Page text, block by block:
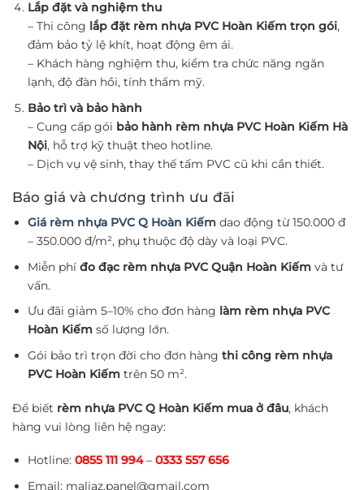
Lắp đặt và nghiệm thu
– Thi công lắp đặt rèm nhựa PVC Hoàn Kiếm trọn gói,
đảm bảo tỷ lệ khít, hoạt động êm ái.
– Khách hàng nghiệm thu, kiểm tra chức năng ngăn
lạnh, độ đàn hồi, tính thẩm mỹ.
Bảo trì và bảo hành
– Cung cấp gói bảo hành rèm nhựa PVC Hoàn Kiếm Hà
Nội, hỗ trợ kỹ thuật theo hotline.
– Dịch vụ vệ sinh, thay thế tấm PVC cũ khi cần thiết.
Báo giá và chương trình ưu đãi
Giá rèm nhựa PVC Q Hoàn Kiếmdao động từ 150.000 đ
– 350.000 đ/m², phụ thuộc độ dày và loại PVC.
Miễn phí đo đạc rèm nhựa PVC Quận Hoàn Kiếmvà tư
vấn.
Ưu đãi giảm 5–10% cho đơn hàng làm rèm nhựa PVC
Hoàn Kiếmsố lượng lớn.
Gói bảo trì trọn đời cho đơn hàng thi công rèm nhựa
PVC Hoàn Kiếmtrên 50 m².
Để biết rèm nhựa PVC Q Hoàn Kiếm mua ở đâu, khách
hàng vui lòng liên hệ ngay:
Hotline: 0855 111 994– 0333 557 656
Email: maliaz.panel@gmail.com